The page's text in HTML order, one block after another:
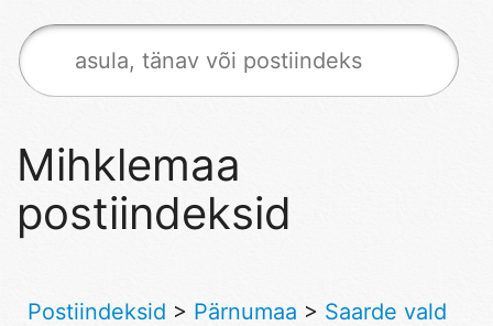
Mihklemaa
postiindeksid
Postiindeksid > Pärnumaa > Saarde vald